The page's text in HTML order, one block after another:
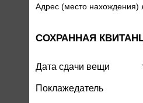
Адрес (место нахождения)
СОХРАННАЯ
Дата сдачи вещи
Поклажедатель